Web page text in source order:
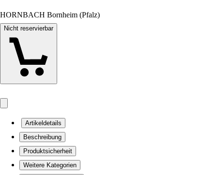
HORNBACH Bornheim (Pfalz)
Nicht reservierbar
Artikeldetails
Beschreibung
Produktsicherheit
Weitere Kategorien